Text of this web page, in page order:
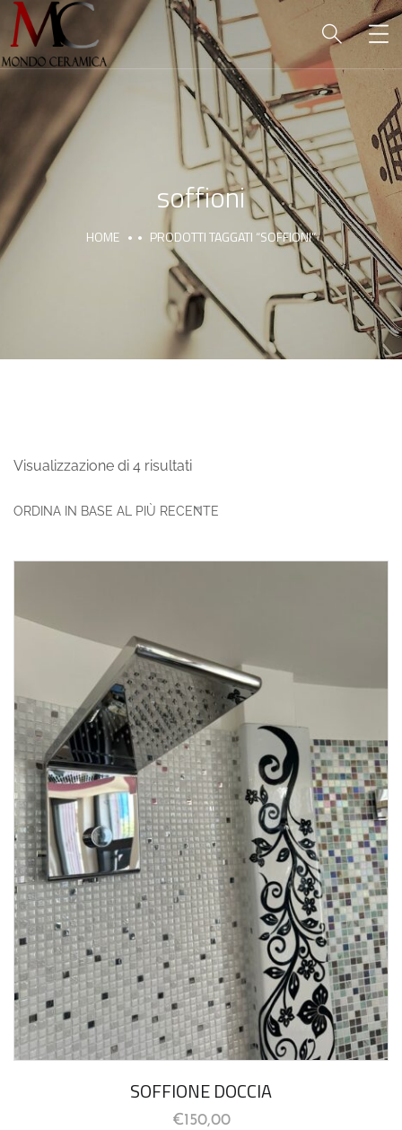
soffioni
HOME PRODOTTI TAGGATI “SOFFIONI”
Visualizzazione di 4 risultati
SOFFIONE DOCCIA
€150,00